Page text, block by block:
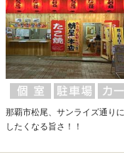
那覇市松尾、サンライズ通り
したくなる旨さ！！